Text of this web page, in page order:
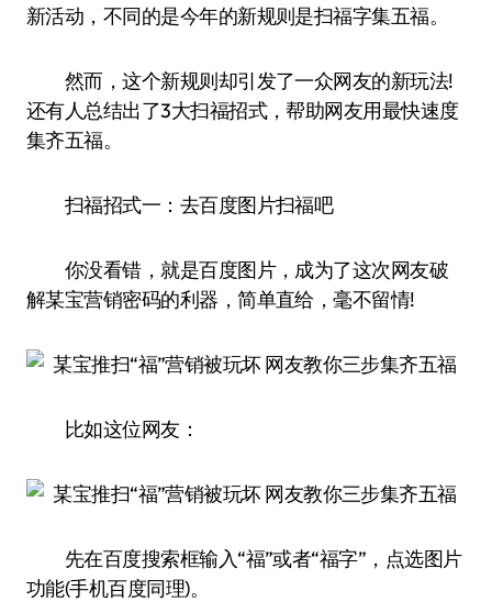
新活动，不同的是今年的新规则是扫福字集五福。
然而，这个新规则却引发了一众网友的新玩法!
还有人总结出了3大扫福招式，帮助网友用最快速度
集齐五福。
扫福招式一：去百度图片扫福吧
你没看错，就是百度图片，成为了这次网友破
解某宝营销密码的利器，简单直给，毫不留情!
比如这位网友：
先在百度搜索框输入“福”或者“福字”，点选图片
功能(手机百度同理)。